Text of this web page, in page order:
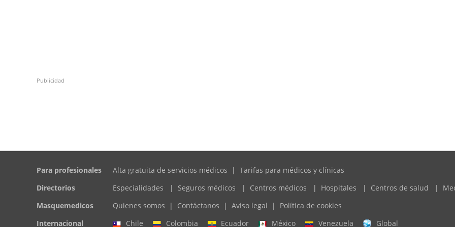
Publicidad
Para profesionales Alta gratuita de servicios médicos | Tarifas para médicos y clínicas
Directorios
Especialidades | Seguros médicos | Centros médicos | Hospitales | Centros de salud |
Masquemedicos
Quienes somos | Contáctanos | Aviso legal |
Política de cookies
Internacional
Chile Colombia Ecuador México Venezuela Global